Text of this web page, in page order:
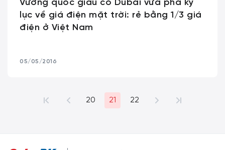
Vương quốc giàu có Dubai vừa phá kỷ
lục về giá điện mặt trời: rẻ bằng 1/3 giá
điện ở Việt Nam
05/05/2016
20 21 22